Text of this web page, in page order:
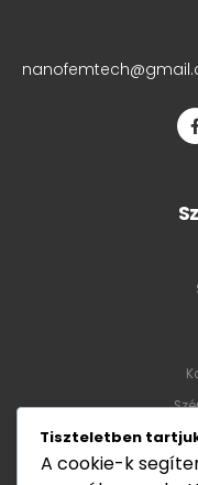
Tiszteletben
A cookie-k